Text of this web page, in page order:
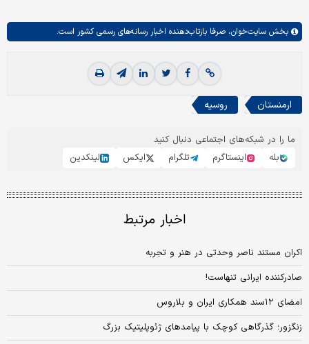
بخش سایت‌خوان، صرفا بازتاب‌دهنده اخبار رسانه‌های رسمی کشور است.
ارمنستان روسیه
ما را در شبکه‌های اجتماعی دنبال کنید
بله
اینستاگرم تلگرام ایکس لینکدین
اخبار مرتبط
اکران مستند ناصر وحدتی در هنر و تجربه
صادرکننده ایرانی تنهاست!
امضای ۱۲سند همکاری ایران و بلاروس
زنگزور؛ گذرگاهی کوچک با پیامدهای ژئوپلیتیک بزرگ